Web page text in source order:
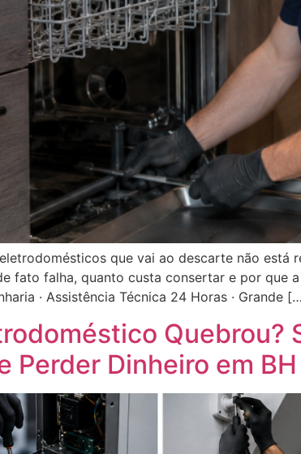
que vai ao descarte não
fato falha, quanto custa consertar e por que
· Assistência Técnica 24 Horas · Grande
Quebrou?
Perder Dinheiro em